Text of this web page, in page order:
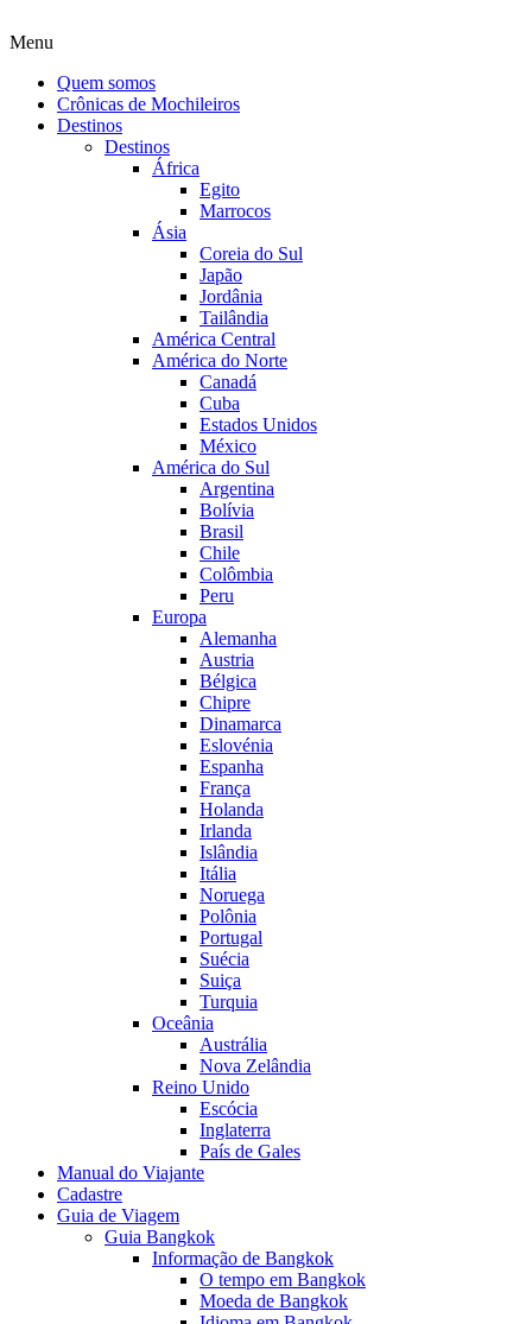
Menu
Quem somos
Crônicas de Mochileiros
Destinos
Destinos
África
Egito
Marrocos
Ásia
Coreia do Sul
Japão
Jordânia
Tailândia
América Central
América do Norte
Canadá
Cuba
Estados Unidos
México
América do Sul
Argentina
Bolívia
Brasil
Chile
Colômbia
Peru
Europa
Alemanha
Austria
Bélgica
Chipre
Dinamarca
Eslovénia
Espanha
França
Holanda
Irlanda
Islândia
Itália
Noruega
Polônia
Portugal
Suécia
Suiça
Turquia
Oceânia
Austrália
Nova Zelândia
Reino Unido
Escócia
Inglaterra
País de Gales
Manual do Viajante
Cadastre
Guia de Viagem
Guia Bangkok
Informação de Bangkok
O tempo em Bangkok
Moeda de Bangkok